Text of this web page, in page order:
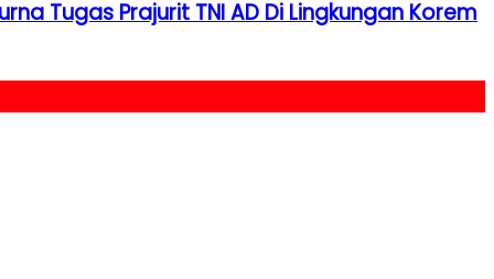
Tugas Prajurit TNI AD Di Lingkungan Korem